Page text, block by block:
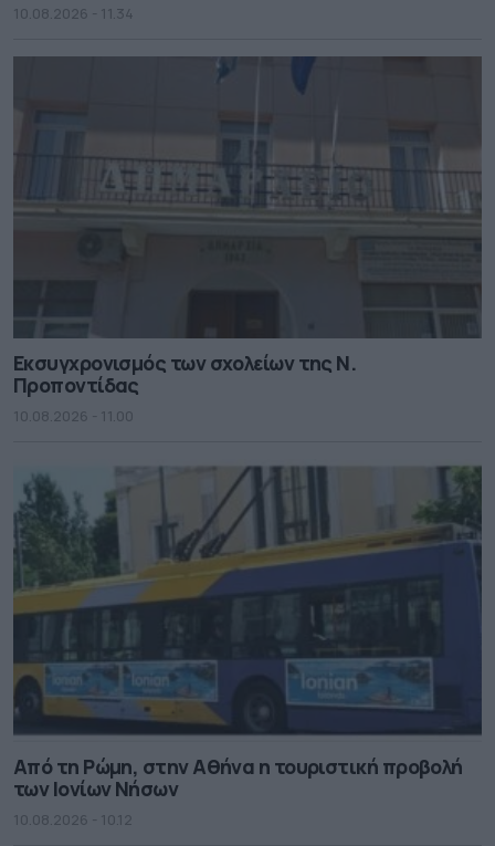
10.08.2026 - 11.34
Εκσυγχρονισμός των σχολείων της Ν.
Προποντίδας
10.08.2026 - 11.00
Από τη Ρώμη, στην Αθήνα η τουριστική προβολή
των Ιονίων Νήσων
10.08.2026 - 10.12